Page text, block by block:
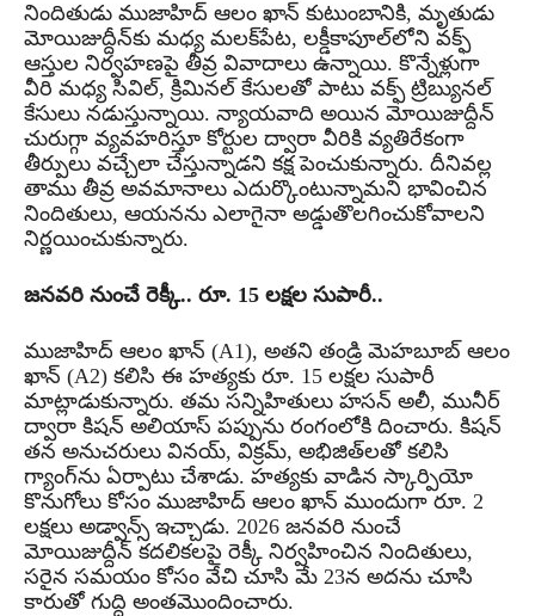
నిందితుడు ముజాహిద్ ఆలం ఖాన్ కుటుంబానికి, మృతుడు
మోయిజుద్దీన్‌కు మధ్య మలక్‌పేట, లక్డీకాపూల్‌లోని వక్ఫ్
ఆస్తుల నిర్వహణపై తీవ్ర వివాదాలు ఉన్నాయి. కొన్నేళ్లుగా
వీరి మధ్య సివిల్, క్రిమినల్ కేసులతో పాటు వక్ఫ్ ట్రిబ్యునల్
కేసులు నడుస్తున్నాయి. న్యాయవాది అయిన మోయిజుద్దీన్
చురుగ్గా వ్యవహరిస్తూ కోర్టుల ద్వారా వీరికి వ్యతిరేకంగా
తీర్పులు వచ్చేలా చేస్తున్నాడని కక్ష పెంచుకున్నారు. దీనివల్ల
తాము తీవ్ర అవమానాలు ఎదుర్కొంటున్నామని భావించిన
నిందితులు, ఆయనను ఎలాగైనా అడ్డుతొలగించుకోవాలని
నిర్ణయించుకున్నారు.
జనవరి నుంచే రెక్కీ.. రూ. 15 లక్షల సుపారీ..
ముజాహిద్ ఆలం ఖాన్ (A1), అతని తండ్రి మెహబూబ్ ఆలం
ఖాన్ (A2) కలిసి ఈ హత్యకు రూ. 15 లక్షల సుపారీ
మాట్లాడుకున్నారు. తమ సన్నిహితులు హసన్ అలీ, మునీర్
ద్వారా కిషన్ అలియాస్ పప్పును రంగంలోకి దించారు. కిషన్
తన అనుచరులు వినయ్, విక్రమ్, అభిజిత్‌లతో కలిసి
గ్యాంగ్‌ను ఏర్పాటు చేశాడు. హత్యకు వాడిన స్కార్పియో
కొనుగోలు కోసం ముజాహిద్ ఆలం ఖాన్ ముందుగా రూ. 2
లక్షలు అడ్వాన్స్ ఇచ్చాడు. 2026 జనవరి నుంచే
మోయిజుద్దీన్ కదలికలపై రెక్కీ నిర్వహించిన నిందితులు,
సరైన సమయం కోసం వేచి చూసి మే 23న అదను చూసి
కారుతో గుద్ది అంతమొందించారు.